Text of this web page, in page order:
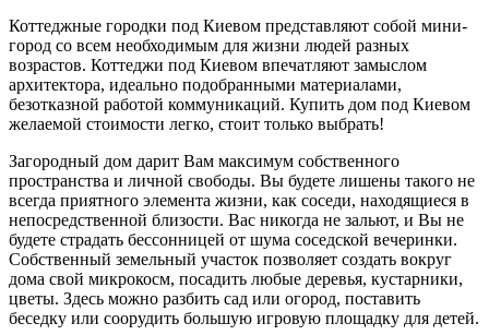
Коттеджные городки под Киевом представляют собой мини-
город со всем необходимым для жизни людей разных
возрастов. Коттеджи под Киевом впечатляют замыслом
архитектора, идеально подобранными материалами,
безотказной работой коммуникаций. Купить дом под Киевом
желаемой стоимости легко, стоит только выбрать!
Загородный дом дарит Вам максимум собственного
пространства и личной свободы. Вы будете лишены такого не
всегда приятного элемента жизни, как соседи, находящиеся в
непосредственной близости. Вас никогда не зальют, и Вы не
будете страдать бессонницей от шума соседской вечеринки.
Собственный земельный участок позволяет создать вокруг
дома свой микрокосм, посадить любые деревья, кустарники,
цветы. Здесь можно разбить сад или огород, поставить
беседку или соорудить большую игровую площадку для детей.